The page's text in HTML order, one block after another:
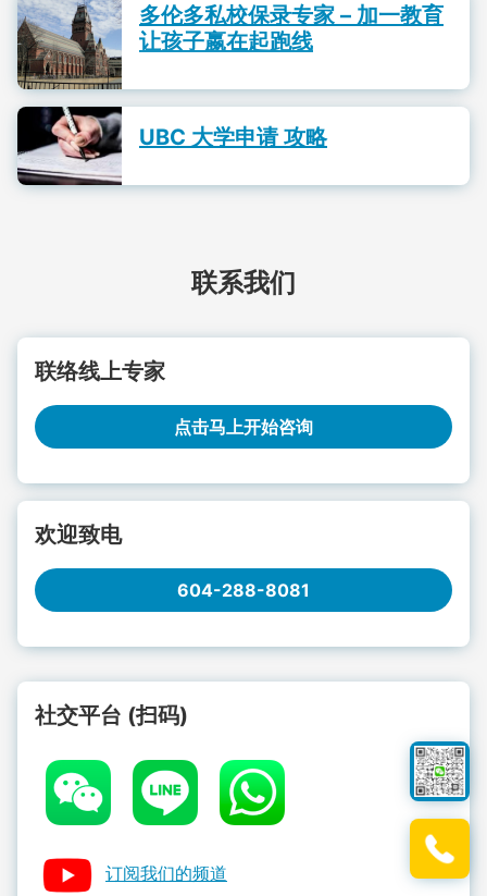
多伦多私校保录专家 – 加一教育
让孩子嬴在起跑线
UBC 大学申请 攻略
联系我们
联络线上专家
点击马上开始咨询
欢迎致电
604-288-8081
社交平台 (扫码)
订阅我们的频道